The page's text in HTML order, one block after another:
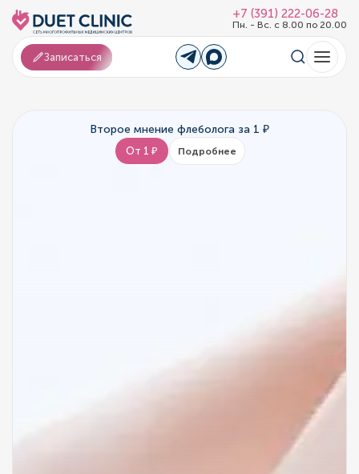
+7 (391) 222-06-28
Пн. - Вс. с 8.00 по 20.00
Записаться
Второе мнение флеболога за 1 ₽
От 1 ₽ Подробнее